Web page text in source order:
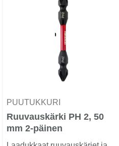
PUUTUKKURI
Ruuvauskärki PH 2, 50
mm 2-päinen